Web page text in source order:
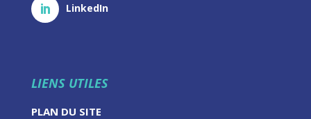
LinkedIn
LIENS UTILES
PLAN DU SITE